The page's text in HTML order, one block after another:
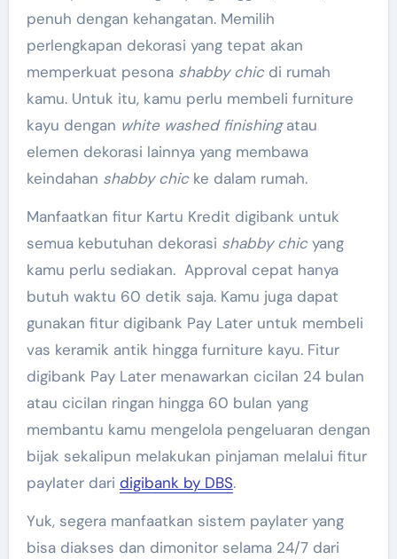
penuh dengan kehangatan. Memilih
perlengkapan dekorasi yang tepat akan
memperkuat pesona shabby chicdi rumah
kamu. Untuk itu, kamu perlu membeli furniture
kayu dengan white washed finishingatau
elemen dekorasi lainnya yang membawa
keindahan shabby chic ke dalam rumah.
Manfaatkan fitur Kartu Kredit digibank untuk
semua kebutuhan dekorasi shabby chicyang
kamu perlu sediakan. Approval cepat hanya
butuh waktu 60 detik saja. Kamu juga dapat
gunakan fitur digibank Pay Later untuk membeli
vas keramik antik hingga furniture kayu. Fitur
digibank Pay Later menawarkan cicilan 24 bulan
atau cicilan ringan hingga 60 bulan yang
membantu kamu mengelola pengeluaran dengan
bijak sekalipun melakukan pinjaman melalui fitur
paylater dari digibank by DBS.
Yuk, segera manfaatkan sistem paylater yang
bisa diakses dan dimonitor selama 24/7 dari